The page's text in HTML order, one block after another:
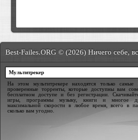
Best-Failes.ORG © (2026) Ничего себе,
Мультитрекер
На этом мультитрекере находятся только
проверенные торренты, которые доступны вам
бесплатном доступе и без регистрации.
игры, программы музыку, книги и многое
максимальной скорости в любое время, всего в
сколько вам угодно.